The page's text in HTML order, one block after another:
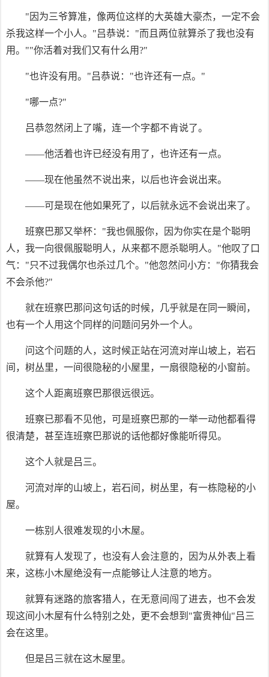
"因为三爷算准，像两位这样的大英雄大豪杰，一定不会
杀我这样一个小人。"吕恭说："而且两位就算杀了我也没有
用。""你活着对我们又有什么用?"
"也许没有用。"吕恭说："也许还有一点。"
"哪一点?"
吕恭忽然闭上了嘴，连一个字都不肯说了。
——他活着也许已经没有用了，也许还有一点。
——现在他虽然不说出来，以后也许会说出来。
——可是现在他如果死了，以后就永远不会说出来了。
班察巴那又举杯："我也佩服你，因为你实在是个聪明
人，我一向很佩服聪明人，从来都不愿杀聪明人。"他叹了口
气："只不过我偶尔也杀过几个。"他忽然问小方："你猜我会
不会杀他?"
就在班察巴那问这句话的时候，几乎就是在同一瞬间，
也有一个人用这个同样的问题问另外一个人。
问这个问题的人，这时候正站在河流对岸山坡上，岩石
间，树丛里，一间很隐秘的小屋里，一扇很隐秘的小窗前。
这个人距离班察巴那很远很远。
班察已那看不见他，可是班察巴那的一举一动他都看得
很清楚，甚至连班察巴那说的话他都好像能听得见。
这个人就是吕三。
河流对岸的山坡上，岩石间，树丛里，有一栋隐秘的小
屋。
一栋别人很难发现的小木屋。
就算有人发现了，也没有人会注意的，因为从外表上看
来，这栋小木屋绝没有一点能够让人注意的地方。
就算有迷路的旅客猎人，在无意间闯了进去，也不会发
现这间小木屋有什么特别之处，更不会想到"富贵神仙"吕三
会在这里。
但是吕三就在这木屋里。